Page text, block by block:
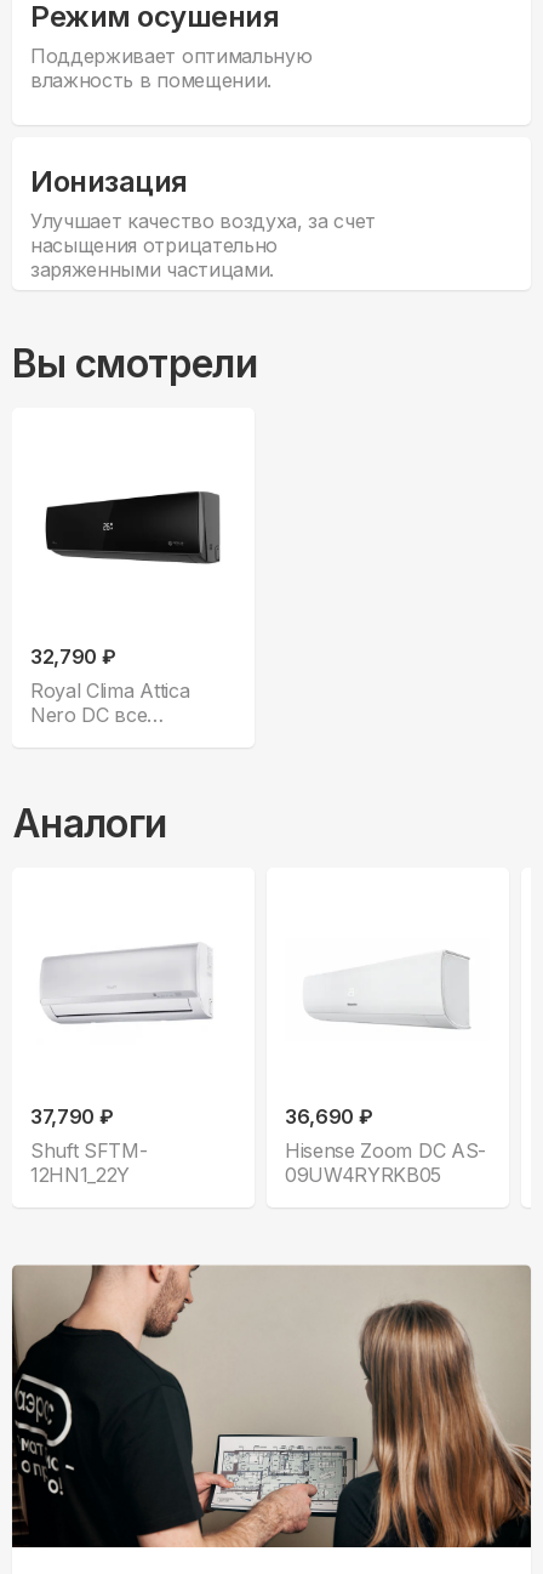
Режим осушения
Поддерживает оптимальную
влажность в помещении.
Ионизация
Улучшает качество воздуха, за счет
насыщения отрицательно
заряженными частицами.
Вы смотрели
32,790 ₽
Royal Clima Attica
Nero DC все
Аналоги
37,790 ₽
Shuft SFTM-
12HN1_22Y
36,690 ₽
Hisense Zoom DC AS-
09UW4RYRKB05